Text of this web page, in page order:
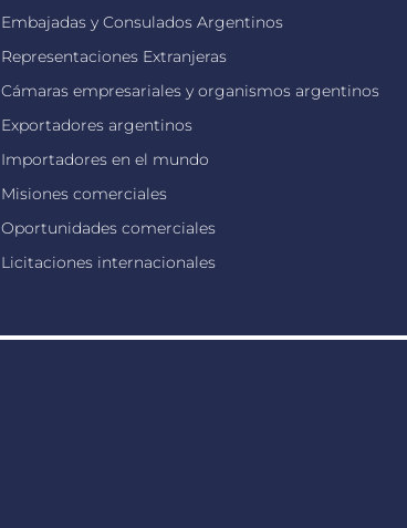
Embajadas y Consulados Argentinos
Representaciones Extranjeras
Cámaras empresariales y organismos argentinos
Exportadores argentinos
Importadores en el mundo
Misiones comerciales
Oportunidades comerciales
Licitaciones internacionales